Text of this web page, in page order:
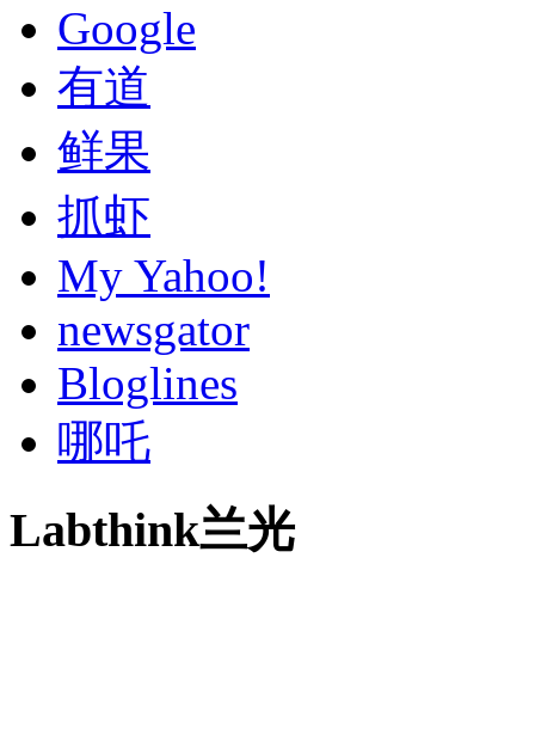
Google
有道
鲜果
抓虾
My Yahoo!
newsgator
Bloglines
哪吒
Labthink兰光